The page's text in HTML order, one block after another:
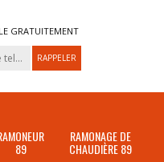
GRATUITEMENT
89
RAMONAGE DE
CHAUDIÈRE 89